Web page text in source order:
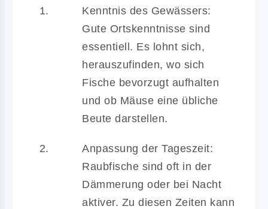
Kenntnis des Gewässers:
Gute Ortskenntnisse sind
essentiell. Es lohnt sich,
herauszufinden, wo sich
Fische bevorzugt aufhalten
und ob Mäuse eine übliche
Beute darstellen.
Anpassung der Tageszeit:
Raubfische sind oft in der
Dämmerung oder bei Nacht
aktiver. Zu diesen Zeiten kann